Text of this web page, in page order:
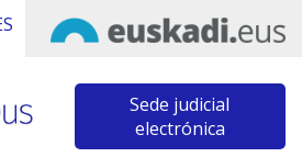
Sede judicial
electrónica